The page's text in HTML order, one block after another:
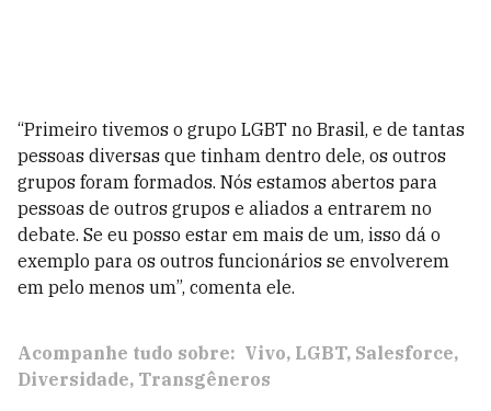
“Primeiro tivemos o grupo LGBT no Brasil, e de tantas
pessoas diversas que tinham dentro dele, os outros
grupos foram formados. Nós estamos abertos para
pessoas de outros grupos e aliados a entrarem no
debate. Se eu posso estar em mais de um, isso dá o
exemplo para os outros funcionários se envolverem
em pelo menos um”, comenta ele.
Acompanhe tudo sobre: Vivo LGBT Salesforce
Diversidade Transgêneros